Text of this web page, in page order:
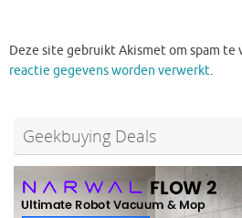
Deze site gebruikt Akismet om spam te
reactie gegevens worden verwerkt.
Geekbuying Deals